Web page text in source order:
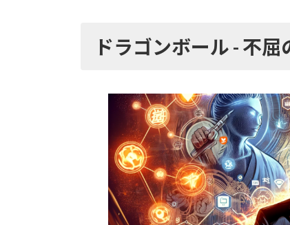
ドラゴンボール - 不